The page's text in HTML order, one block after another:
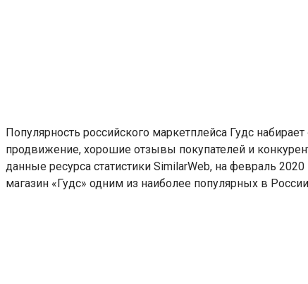
Популярность российского маркетплейса Гудс
продвижение, хорошие отзывы покупателей и
данные ресурса статистики SimilarWeb, на февраль
магазин «Гудс» одним из наиболее популярных в